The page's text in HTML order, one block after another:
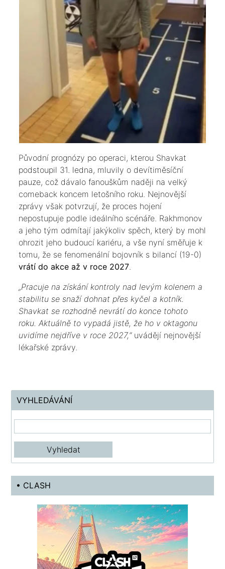
​Původní prognózy po operaci, kterou Shavkat
podstoupil 31. ledna, mluvily o devítiměsíční
pauze, což dávalo fanouškům naději na velký
comeback koncem letošního roku. Nejnovější
zprávy však potvrzují, že proces hojení
nepostupuje podle ideálního scénáře. Rakhmonov
a jeho tým odmítají jakýkoliv spěch, který by mohl
ohrozit jeho budoucí kariéru, a vše nyní směřuje k
tomu, že se fenomenální bojovník s bilancí (19-0)
vrátí do akce až v roce 2027.
​„Pracuje na získání kontroly nad levým kolenem a
stabilitu se snaží dohnat přes kyčel a kotník.
Shavkat se rozhodně nevrátí do konce tohoto
roku. Aktuálně to vypadá jistě, že ho v oktagonu
uvidíme nejdříve v roce 2027,“uvádějí nejnovější
lékařské zprávy.
VYHLEDÁVÁNÍ
• CLASH